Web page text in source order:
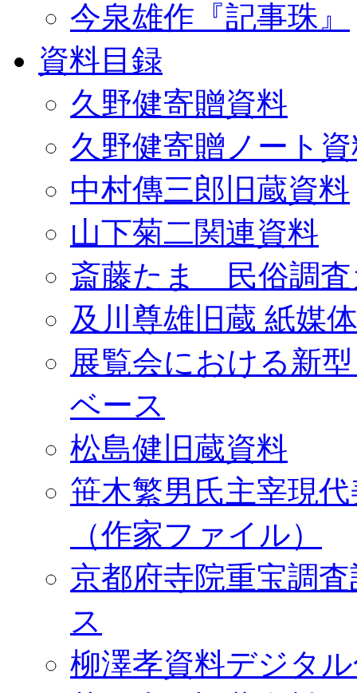
今泉雄作『記事珠』
資料目録
久野健寄贈資料
久野健寄贈ノート
中村傳三郎旧蔵資料
山下菊二関連資料
斎藤たま 民俗調査
及川尊雄旧蔵 紙媒
展覧会における新
ベース
松島健旧蔵資料
笹木繁男氏主宰現
（作家ファイル）
京都府寺院重宝調
ス
柳澤孝資料デジタ